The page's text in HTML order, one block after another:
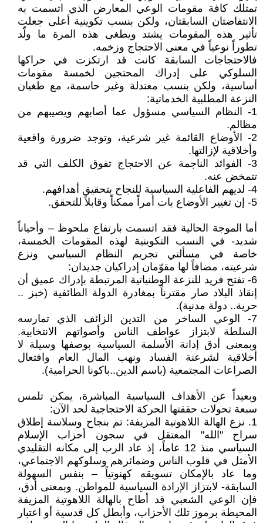
تمتلك كافة مقومات الوعي المعارض الذي اتسمت به
الانتفاضتان السابقتان، ولكن بنسب تكوينية أعلى جعلت
تأثير هذه المقومات يشتد ويطغى هذه المرة ما ولّد
تطوراً نوعياً في معنى الاحتجاج وزخمه.
فالاحتجاجات السابقة كانت قد ارتكزت في حراكها
السلوكي على إدراك المحتجين لخمسة مقومات
أساسية، ولكن بنسب معتدلة وغير حاسمة، مع طغيان
النزعة المطلبية الخدماتية:
1- النظام السياسي مسؤول عما أصابهم ويصيبهم من
مظالم.
2- الأوضاع القائمة غير شرعية، وتوجد ضرورة واقعية
وأخلاقية لإزالتها.
3- الفوائد الناجمة عن الاحتجاج تفوق الكلف التي قد
تتمخض عنه.
4- لديهم الفاعلية السياسية للنجاح بتحقيق أهدافهم.
5- إن تغيير الأوضاع بات أمراً ممكناً وقابلاً للتحقق.
أما الموجة الحالية فقد اتسمت بارتفاع ملحوظ – وأحياناً
شديد- في النسب التكوينية لهذه المقومات الخمسة،
خاصة في مسألتي تجريم النظام السياسي ونزع
شرعيته، مضافاً لها مقوّمان إدراكيان جديدان:
6- تفتح فريد للنزعة الوطنياتية المرتبطة بإدراك عميق أن
إنقاذ البلاد صار مقترناً بمغادرة الدولة الطائفية (خبز ..
حرية.. دولة مدنية).
7- الوعي الساخر من التدين الزائف الذي تمارسه
السلطة لابتزاز عواطف الناس وأصواتهم الانتخابية.
وبمعنى أدق إدانة الأسلمة السياسية بوصفها وسيلة لا
أخلاقية لشرعنة الفساد ونهب المال العام وافتعال
الصراعات المجتمعية (باسم الدين..باكونا الحرامية).
وبعيداً عن الأهداف السياسية المباشرة، يمكن تلمس
سبعة تحولات حققتها الحركة الاحتجاجية لحد الآن:
1. نزع الهالة اللاهوتية المزيفة: تم بنجاح وسلاسة إطلاق
سراح "الله" المعتقل في سجون أحزاب الإسلام
السياسي منذ 12 عاماً، إذ عاد الرب إلى مكانه التقليدي
الأمثل في قلوب الناس وضمائرهم وسلوكهم الاجتماعي،
وما عاد بالإمكان تسويقه كهنوتياً – بنفس السهولة
السابقة- لابتزاز الإرادة السياسية للمواطن. وبمعنى أدق،
فإن الوعي الشعبي قد أطاح بالهالة اللاهوتية المزيفة
المحيطة برموز تلك الأحزاب، وأبطل كل قدسية أو اعتبار